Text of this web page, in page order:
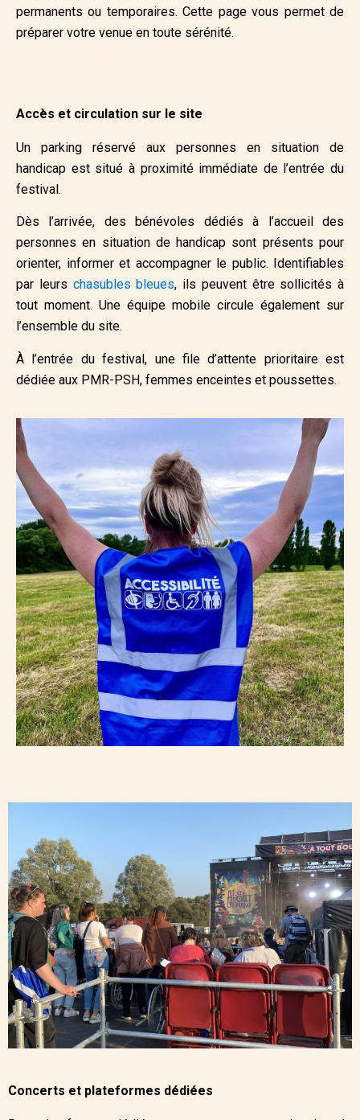
permanents ou temporaires. Cette page vous permet de
préparer votre venue en toute sérénité.
Accès et circulation sur le site
Un parking réservé aux personnes en situation de
handicap est situé à proximité immédiate de l’entrée du
festival.
Dès l’arrivée, des bénévoles dédiés à l’accueil des
personnes en situation de handicap sont présents pour
orienter, informer et accompagner le public. Identifiables
par leurs chasubles bleues, ils peuvent être sollicités à
tout moment. Une équipe mobile circule également sur
l’ensemble du site.
À l’entrée du festival, une file d’attente prioritaire est
dédiée aux PMR-PSH, femmes enceintes et poussettes.
Concerts et plateformes dédiées